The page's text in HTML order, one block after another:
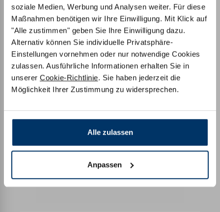
soziale Medien, Werbung und Analysen weiter. Für diese
Maßnahmen benötigen wir Ihre Einwilligung. Mit Klick auf
"Alle zustimmen" geben Sie Ihre Einwilligung dazu.
Alternativ können Sie individuelle Privatsphäre-
Einstellungen vornehmen oder nur notwendige Cookies
zulassen. Ausführliche Informationen erhalten Sie in
unserer Cookie-Richtlinie. Sie haben jederzeit die
Möglichkeit Ihrer Zustimmung zu widersprechen.
Alle zulassen
Anpassen
Komfort Kaltschaum